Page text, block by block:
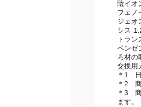
トリク
陰イオ
フェノ
ジェオ
シス-
トラン
ベンゼ
ろ材の
交換
＊1 日
＊2 商
＊3 商